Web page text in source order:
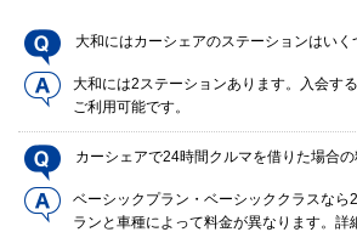
大和にはカーシェアのステーションはいく
大和には2ステーションあります。入会す
ご利用可能です。
カーシェアで24時間クルマを借りた場合の
ベーシックプラン・ベーシッククラスな
ランと車種によって料金が異なります。詳